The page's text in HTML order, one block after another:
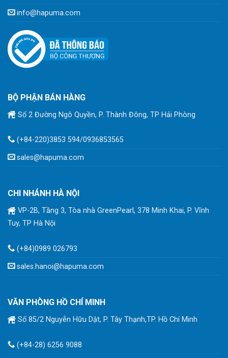
info@hapuma.com
BỘ PHẬN BÁN HÀNG
Số 2 Đường Ngô Quyền, P. Thành Đông, TP Hải Phòng
(+84-220)3853 594/0936853565
sales@hapuma.com
CHI NHÁNH HÀ NỘI
VP-2B, Tầng 3, Tòa nhà GreenPearl, 378 Minh Khai, P. Vĩnh
Tuy, TP Hà Nội
(+84)0989 026793
sales.hanoi@hapuma.com
VĂN PHÒNG HỒ CHÍ MINH
Số 85/2 Nguyễn Hữu Dật, P. Tây Thạnh,TP. Hồ Chí Minh
(+84-28) 6256 9088